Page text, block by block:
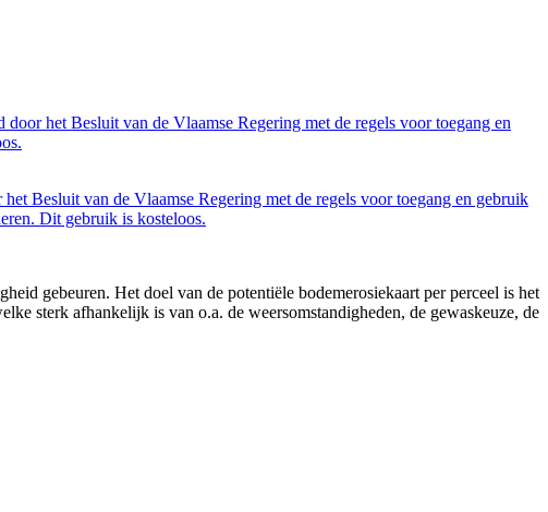
het Besluit van de Vlaamse Regering met de regels voor toegang en
Besluit van de Vlaamse Regering met de regels voor toegang en gebruik
Dit gebruik is kosteloos.
gebeuren. Het doel van de potentiële bodemerosiekaart per perceel is het
sterk afhankelijk is van o.a. de weersomstandigheden, de gewaskeuze, de